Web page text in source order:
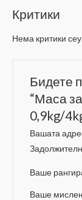
Критики
Нема критики
Бидете
“Маса
0,9kg/
Вашата
Ваше
Ваше